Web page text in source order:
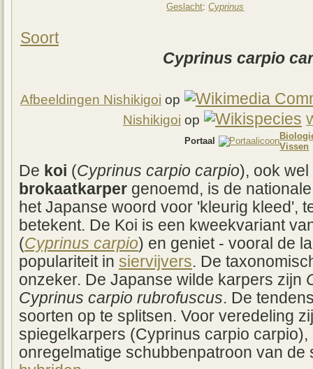
Geslacht: Cyprinus
Soort
Cyprinus carpio
Afbeeldingen Nishikigoi op
Nishikigoi op
Portaal
Vissen
De koi (Cyprinus carpio carpio), ook wel
brokaatkarper genoemd, is de
het Japanse woord voor 'kleurig kleed',
betekent. De Koi is een kweekvariant
(Cyprinus carpio) en geniet - vooral de
populariteit in siervijvers. De
onzeker. De Japanse wilde karpers zijn
Cyprinus carpio rubrofuscus. De
soorten op te splitsen. Voor veredeling
spiegelkarpers (Cyprinus carpio carpio),
onregelmatige schubbenpatroon van de